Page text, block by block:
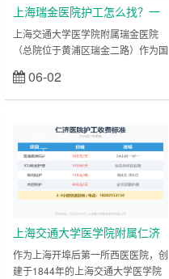
上海瑞金医院护工怎么找？一
对一24小时专业陪护价格与正
规电话
上海交通大学医学院附属瑞金医院
（总院位于黄浦区瑞金二路）作为国
自全国各地的大量患者。尤其是外
科、血液科、急诊等科室，很多患者
本离不开人。 家属白天要上班、夜
间熬夜身体吃不消，这时候找一个熟
悉瑞金医院病房环境、专业过硬的上
海瑞金医院一对一护工，就成了整个
家庭的“救火队员”。那么，在瑞金医
院住院护工该怎么找？一天的价格是
多少？ 📌 急需……
06-02
上海医院护
工
上海交通大学医学院附属仁济
医院住院陪护陪诊-医院护工服
务
作为上海开埠后第一所西医医院，创
建于1844年的上海交通大学医学院